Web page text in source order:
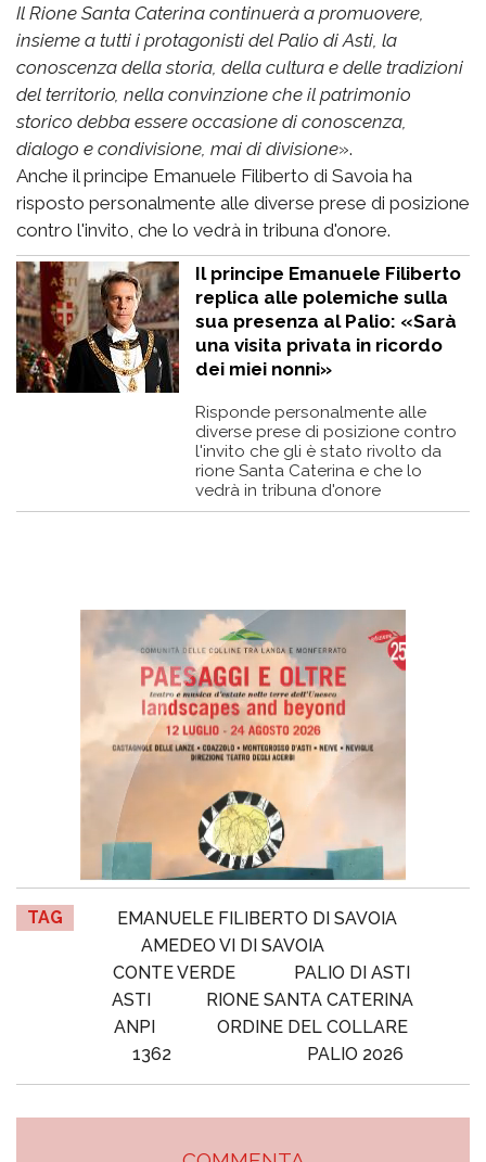
Il Rione Santa Caterina continuerà a promuovere,
insieme a tutti i protagonisti del Palio di Asti, la
conoscenza della storia, della cultura e delle tradizioni
del territorio, nella convinzione che il patrimonio
storico debba essere occasione di conoscenza,
dialogo e condivisione, mai di divisione».
Anche il principe Emanuele Filiberto di Savoia ha
risposto personalmente alle diverse prese di posizione
contro l'invito, che lo vedrà in tribuna d'onore.
Il principe Emanuele Filiberto
replica alle polemiche sulla
sua presenza al Palio: «Sarà
una visita privata in ricordo
dei miei nonni»
Risponde personalmente alle
diverse prese di posizione contro
l'invito che gli è stato rivolto da
rione Santa Caterina e che lo
vedrà in tribuna d'onore
TAG
EMANUELE FILIBERTO DI SAVOIA
AMEDEO VI DI SAVOIA
CONTE VERDE
PALIO DI ASTI
ASTI
RIONE SANTA CATERINA
ANPI
ORDINE DEL COLLARE
1362
PALIO 2026